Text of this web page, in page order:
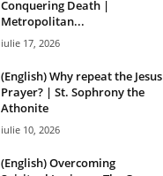
Conquering Death |
Metropolitan...
iulie 17, 2026
(English) Why repeat the Jesus
Prayer? | St. Sophrony the
Athonite
iulie 10, 2026
(English) Overcoming